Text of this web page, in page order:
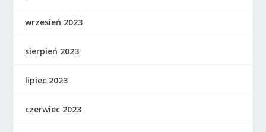
wrzesień 2023
sierpień 2023
lipiec 2023
czerwiec 2023